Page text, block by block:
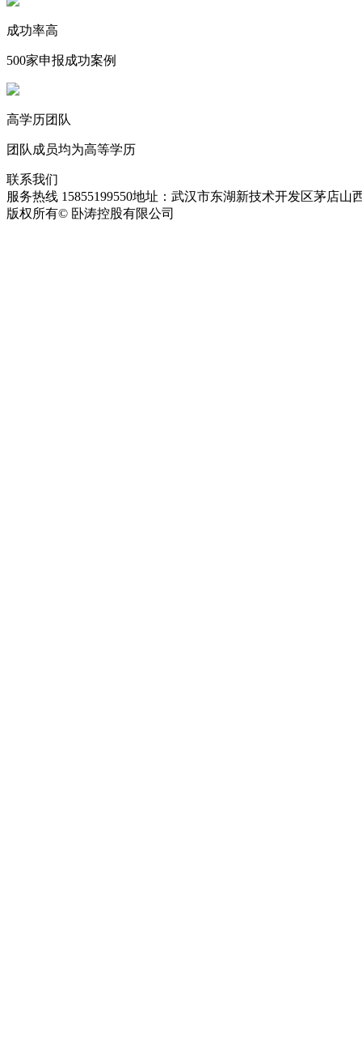
成功率高
500家申报成功案例
高学历团队
团队成员均为高等学历
联系我们
服务热线 15855199550地址：武汉市东湖新技术开发区茅店山
版权所有© 卧涛控股有限公司